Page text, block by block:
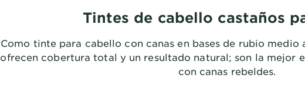
Tintes de cabello castaños
Como tinte para cabello con canas en bases de rubio medio
ofrecen cobertura total y un resultado natural; son la mejor
con canas rebeldes.